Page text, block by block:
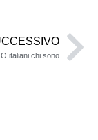
italiani chi sono